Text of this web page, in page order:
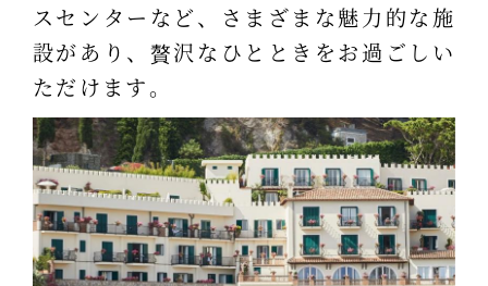
スセンターなど、さまざまな魅力的な施
設があり、贅沢なひとときをお過ごしい
ただけます。